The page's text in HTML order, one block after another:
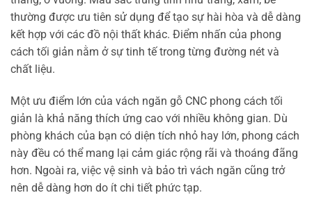
thường được ưu tiên sử dụng để tạo sự hài hòa và dễ dàng
kết hợp với các đồ nội thất khác. Điểm nhấn của phong
cách tối giản nằm ở sự tinh tế trong từng đường nét và
chất liệu.
Một ưu điểm lớn của vách ngăn gỗ CNC phong cách tối
giản là khả năng thích ứng cao với nhiều không gian. Dù
phòng khách của bạn có diện tích nhỏ hay lớn, phong cách
này đều có thể mang lại cảm giác rộng rãi và thoáng đãng
hơn. Ngoài ra, việc vệ sinh và bảo trì vách ngăn cũng trở
nên dễ dàng hơn do ít chi tiết phức tạp.